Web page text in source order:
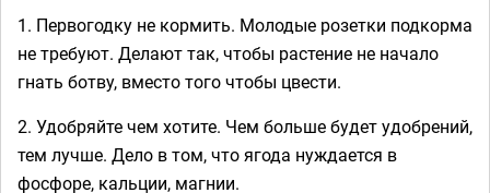
1. Первогодку не кормить. Молодые розетки подкорма
не требуют. Делают так, чтобы растение не начало
гнать ботву, вместо того чтобы цвести.
2. Удобряйте чем хотите. Чем больше будет удобрений,
тем лучше. Дело в том, что ягода нуждается в
фосфоре, кальции, магнии.